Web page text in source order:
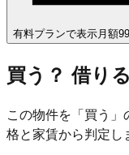
有料プランで表示 月額
買う？ 借り
この物件を「買う
格と家賃から判定し